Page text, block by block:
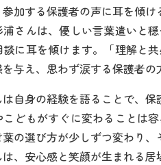
加する保護者の声に耳を傾け
さんは、優しい言葉遣いと
談に耳を傾けます。「理解と
与え、思わず涙する保護者の
自身の経験を語ることで、保
どもがすぐに変わることは
の選び方が少しずつ変わり、
、安心感と笑顔が生まれる居